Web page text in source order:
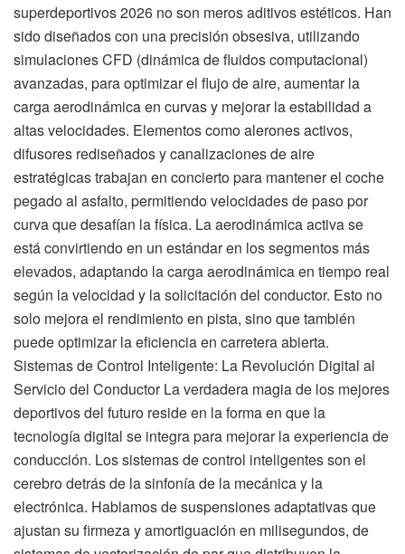
superdeportivos 2026 no son meros aditivos estéticos. Han
sido diseñados con una precisión obsesiva, utilizando
simulaciones CFD (dinámica de fluidos computacional)
avanzadas, para optimizar el flujo de aire, aumentar la
carga aerodinámica en curvas y mejorar la estabilidad a
altas velocidades. Elementos como alerones activos,
difusores rediseñados y canalizaciones de aire
estratégicas trabajan en concierto para mantener el coche
pegado al asfalto, permitiendo velocidades de paso por
curva que desafían la física. La aerodinámica activa se
está convirtiendo en un estándar en los segmentos más
elevados, adaptando la carga aerodinámica en tiempo real
según la velocidad y la solicitación del conductor. Esto no
solo mejora el rendimiento en pista, sino que también
puede optimizar la eficiencia en carretera abierta.
Sistemas de Control Inteligente: La Revolución Digital al
Servicio del Conductor La verdadera magia de los mejores
deportivos del futuro reside en la forma en que la
tecnología digital se integra para mejorar la experiencia de
conducción. Los sistemas de control inteligentes son el
cerebro detrás de la sinfonía de la mecánica y la
electrónica. Hablamos de suspensiones adaptativas que
ajustan su firmeza y amortiguación en milisegundos, de